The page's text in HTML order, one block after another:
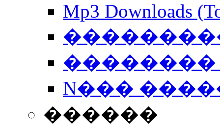
Mp3 Downloads
��������
N���
������